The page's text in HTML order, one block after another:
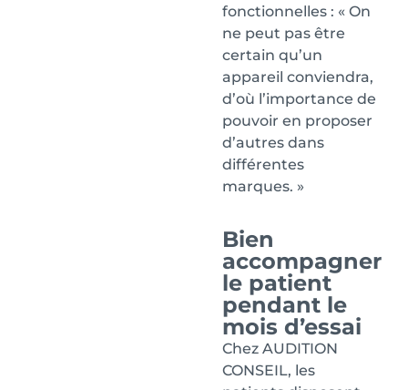
fonctionnelles : « On
ne peut pas être
certain qu’un
appareil conviendra,
d’où l’importance de
pouvoir en proposer
d’autres dans
différentes
marques. »
Bien
accompagner
le patient
pendant le
mois d’essai
Chez AUDITION
CONSEIL, les